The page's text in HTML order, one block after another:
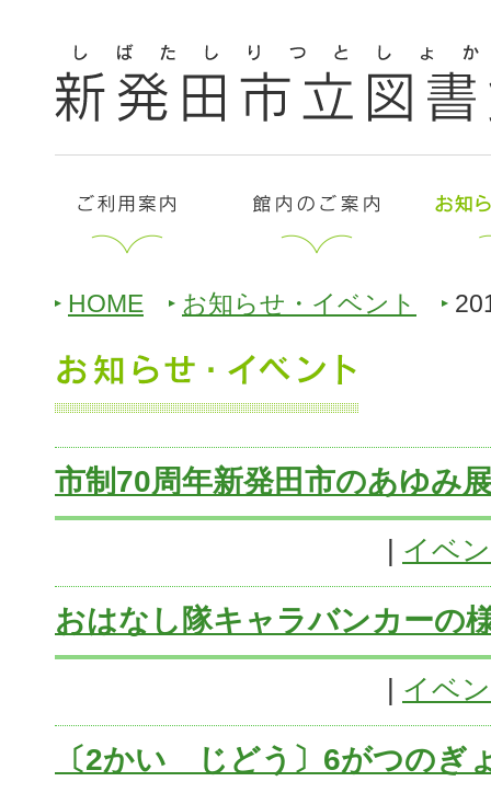
HOME お知らせ・イベント
市制70周年新発田市のあゆみ
イベ
おはなし隊キャラバンカーの
イベ
〔2かい じどう〕6がつのぎ